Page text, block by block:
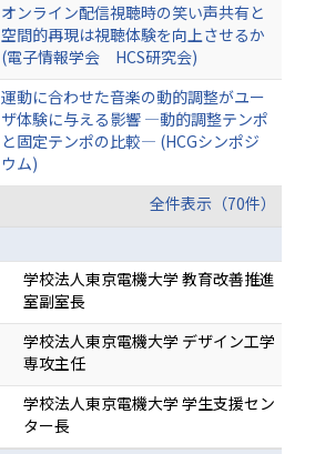
オンライン配信視聴時の笑い声共有と
空間的再現は視聴体験を向上させるか
(電子情報学会 HCS研究会)
運動に合わせた音楽の動的調整がユー
ザ体験に与える影響 ―動的調整テンポ
と固定テンポの比較― (HCGシンポジ
ウム)
全件表示（70件）
学校法人東京電機大学 教育改善推進
室副室長
学校法人東京電機大学 デザイン工学
専攻主任
学校法人東京電機大学 学生支援セン
ター長